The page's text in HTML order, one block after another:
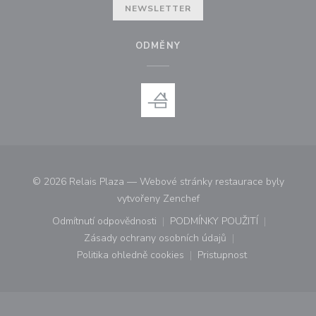
NEWSLETTER
ODMĚNY
© 2026 Relais Plaza — Webové stránky restaurace byly
vytvořeny Zenchef((otevře se v novém okně))
Odmítnutí odpovědnosti
((otevře se v novém okně))
PODMÍNKY POUŽITÍ
((otevře se v novém
Zásady ochrany osobních údajů
((otevře se v novém okně))
Politika ohledně cookies
((otevře se v novém okně))
Pristupnost
((otevře se v novém